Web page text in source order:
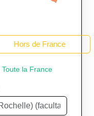
Hors de France
Toute la France